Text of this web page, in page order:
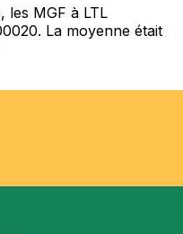
les MGF à LTL
La moyenne était
d'argent internationaux